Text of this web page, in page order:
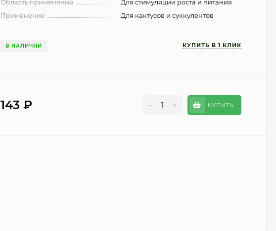
Область применения
Для стимуляции роста и питания
Применение
Для кактусов и суккулентов
В НАЛИЧИИ
143₽ - + КУПИТЬ